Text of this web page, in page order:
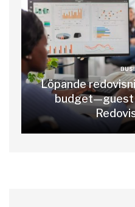
Löpande
budget—guest